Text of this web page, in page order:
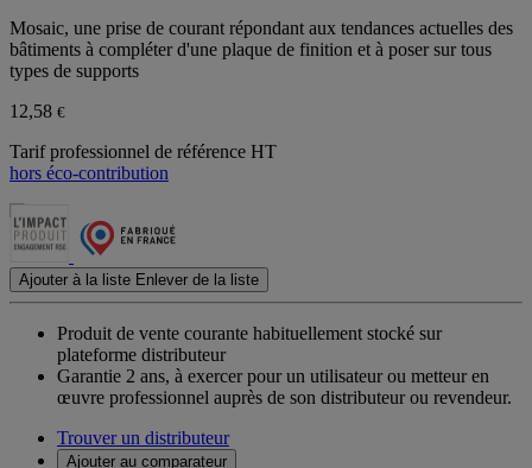
Mosaic, une prise de courant répondant aux tendances actuelles des
bâtiments à compléter d'une plaque de finition et à poser sur tous
types de supports
12,58 €
Tarif professionnel de référence HT
hors éco-contribution
Ajouter à la liste Enlever de la liste
Produit de vente courante habituellement stocké sur
plateforme distributeur
Garantie 2 ans, à exercer pour un utilisateur ou metteur en
œuvre professionnel auprès de son distributeur ou revendeur.
Trouver un distributeur
Ajouter au comparateur